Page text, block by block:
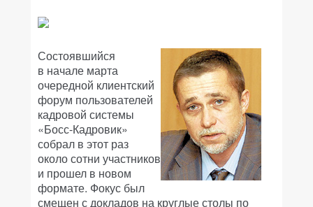
Состоявшийся
в начале марта
очередной клиентский
форум пользователей
кадровой системы
«Босс-Кадровик»
собрал в этот раз
около сотни участников
и прошел в новом
формате. Фокус был
смещен с докладов на круглые столы по